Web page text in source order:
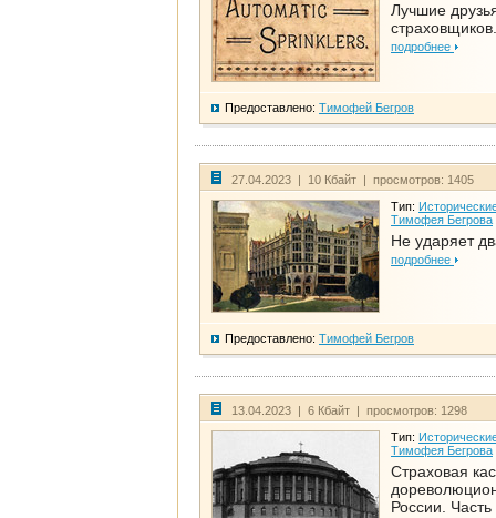
Лучшие
подробнее
Предоставлено: Тимофей Бегров
27.04.2023 | 10 Кбайт | просмотров: 1405
Тип:
Тимофея Бегрова
Не ударяет
подробнее
Предоставлено: Тимофей Бегров
13.04.2023 | 6 Кбайт | просмотров: 1298
Тип:
Тимофея Бегрова
Страховая
России. Часть